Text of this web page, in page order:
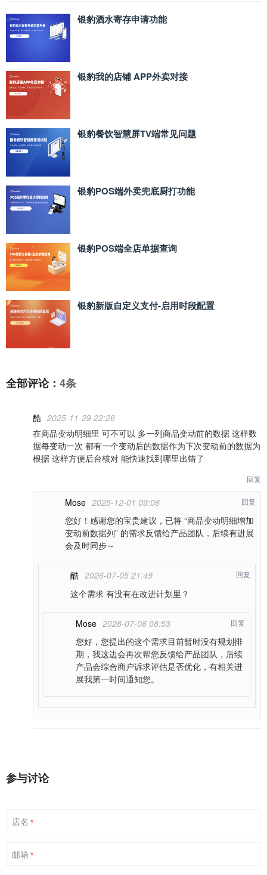
银豹酒水寄存申请功能
银豹我的店铺 APP外卖对接
银豹餐饮智慧屏TV端常见问题
银豹POS端外卖兜底厨打功能
银豹POS端全店单据查询
银豹新版自定义支付‑启用时段配置
全部评论： 4条
酷 2025-11-29 22:26
在商品变动明细里 可不可以 多一列商品变动前的数据 这样数
据每变动一次 都有一个变动后的数据作为下次变动前的数据为
根据 这样方便后台核对 能快速找到哪里出错了
回复
Mose 2025-12-01 09:06
您好！感谢您的宝贵建议，已将 “商品变动明细增加
变动前数据列” 的需求反馈给产品团队，后续有进展
会及时同步～
回复
酷 2026-07-05 21:49
这个需求 有没有在改进计划里？
回复
Mose 2026-07-06 08:53
您好，您提出的这个需求目前暂时没有规划排
期，我这边会再次帮您反馈给产品团队，后续
产品会综合商户诉求评估是否优化，有相关进
展我第一时间通知您。
回复
参与讨论
店名 *
邮箱 *